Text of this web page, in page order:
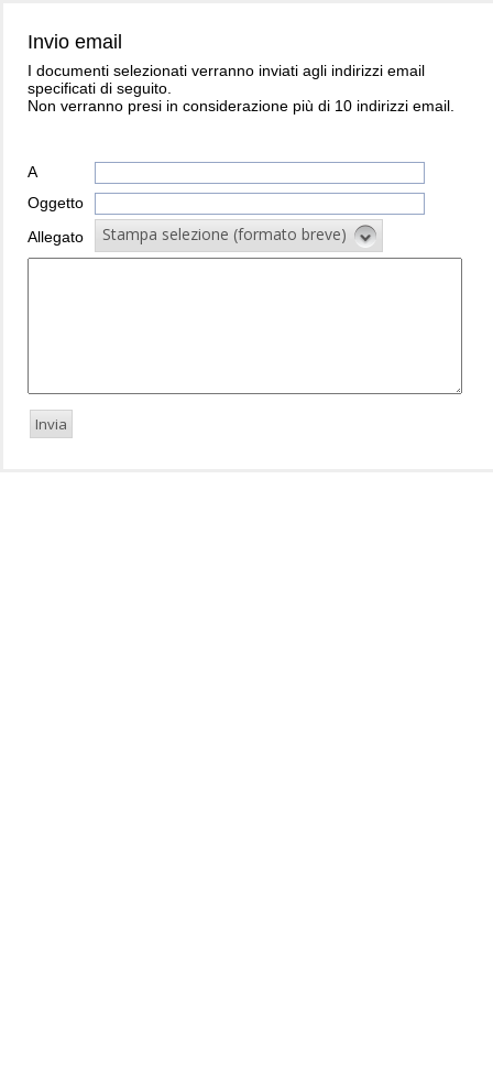
Invio email
I documenti selezionati verranno inviati agli indirizzi email
specificati di seguito.
Non verranno presi in considerazione più di 10 indirizzi email.
A
Oggetto
Allegato
Stampa selezione (formato breve)